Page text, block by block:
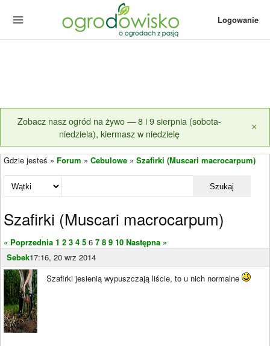
Logowanie
Zobacz nasz ogród na żywo — 8 i 9 sierpnia (sobota-
niedziela), kiermasz w niedzielę
×
Gdzie jesteś » Forum » Cebulowe » Szafirki (Muscari macrocarpum)
Szukaj
Szafirki (Muscari macrocarpum)
« Poprzednia 1 2 3 4 5 6 7 8 9 10 Następna »
Sebek17:16, 20 wrz 2014
Szafirki jesienią wypuszczają liście, to u nich normalne